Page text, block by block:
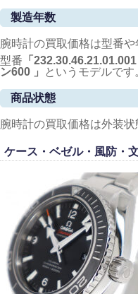
製造年数
腕時計の買取価格は型番や
型番 「
ン600 」 というモデルです
商品状態
腕時計の買取価格は外装状
ケース・ベゼル・風防・